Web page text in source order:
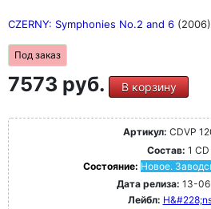
CZERNY: Symphonies No.2 and 6 (2006)
Под заказ
7573 руб. В корзину
Артикул: CDVP
Состав: 1 CD
Состояние: Новое.
Дата релиза: 13-
Лейбл: